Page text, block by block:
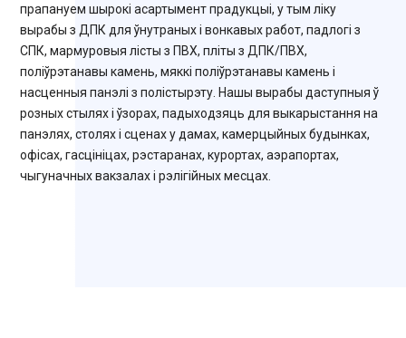
прапануем шырокі асартымент прадукцыі, у тым ліку
вырабы з ДПК для ўнутраных і вонкавых работ, падлогі з
СПК, мармуровыя лісты з ПВХ, пліты з ДПК/ПВХ,
поліўрэтанавы камень, мяккі поліўрэтанавы камень і
насценныя панэлі з полістырэту. Нашы вырабы даступныя ў
розных стылях і ўзорах, падыходзяць для выкарыстання на
панэлях, столях і сценах у дамах, камерцыйных будынках,
офісах, гасцініцах, рэстаранах, курортах, аэрапортах,
чыгуначных вакзалах і рэлігійных месцах.